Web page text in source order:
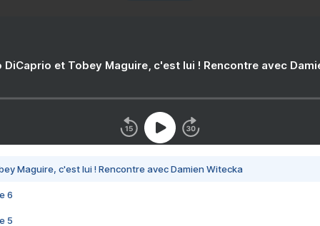
DiCaprio et Tobey Maguire, c'est lui ! Rencontre avec
Maguire, c'est lui ! Rencontre avec Damien Witecka
6
5